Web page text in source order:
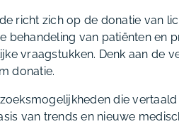
richt zich op de donatie van
behandeling van patiënten en
vraagstukken. Denk aan de
donatie.
die
van trends en nieuwe